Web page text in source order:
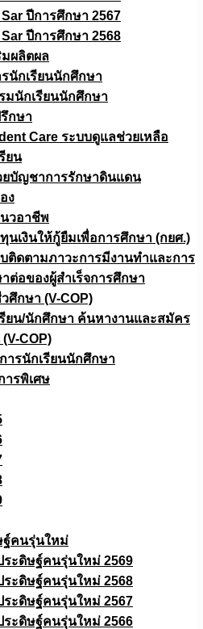
Sar ปีการศึกษา 2567
Sar ปีการศึกษา 2568
มผลิตผล
นักเรียนนักศึกษา
มนักเรียนนักศึกษา
กษา
Care ระบบดูแลช่วยเหลือ
ยน
ยบัญชาการรักษาดินแดน
ง
วอาชีพ
นเงินให้กู้ยืมเพื่อการศึกษา (กยศ.)
ติดตามภาวะการมีงานทำและการ
ต่อของผู้สำเร็จการศึกษา
ศึกษา (V-COP)
ยน/นักศึกษา ค้นหางานและสมัคร
(V-COP)
ารนักเรียนนักศึกษา
ารพิเศษ
ฐ์คนรุ่นใหม่
ระดิษฐ์คนรุ่นใหม่ 2569
ระดิษฐ์คนรุ่นใหม่ 2568
ระดิษฐ์คนรุ่นใหม่ 2567
ระดิษฐ์คนรุ่นใหม่ 2566